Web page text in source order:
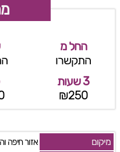
החל מ
התקשרו
3 שעות
₪250
מיקום אזור חיפה